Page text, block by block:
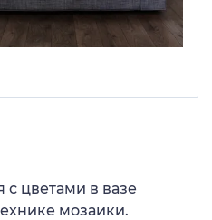
цветами в вазе
мозаики.